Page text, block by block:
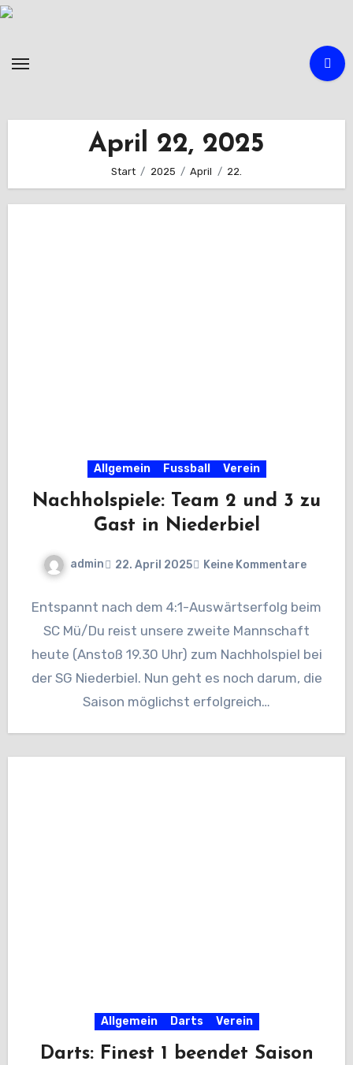
Zum
April 22, 2025
Start 2025 April 22.
Allgemein Fussball Verein
Nachholspiele: Team 2 und 3 zu
Gast in Niederbiel
admin 22. April 2025 Keine Kommentare
Entspannt nach dem 4:1-Auswärtserfolg beim
SC Mü/Du reist unsere zweite Mannschaft
heute (Anstoß 19.30 Uhr) zum Nachholspiel bei
der SG Niederbiel. Nun geht es noch darum, die
Saison möglichst erfolgreich…
Allgemein Darts Verein
Darts: Finest 1 beendet Saison